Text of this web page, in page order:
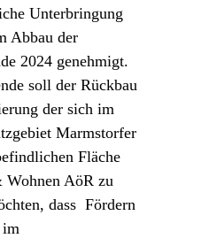
Unterbringung
Abbau der
2024 genehmigt.
soll der Rückbau
der sich im
Marmstorfer
Fläche
Wohnen AöR zu
dass Fördern
im